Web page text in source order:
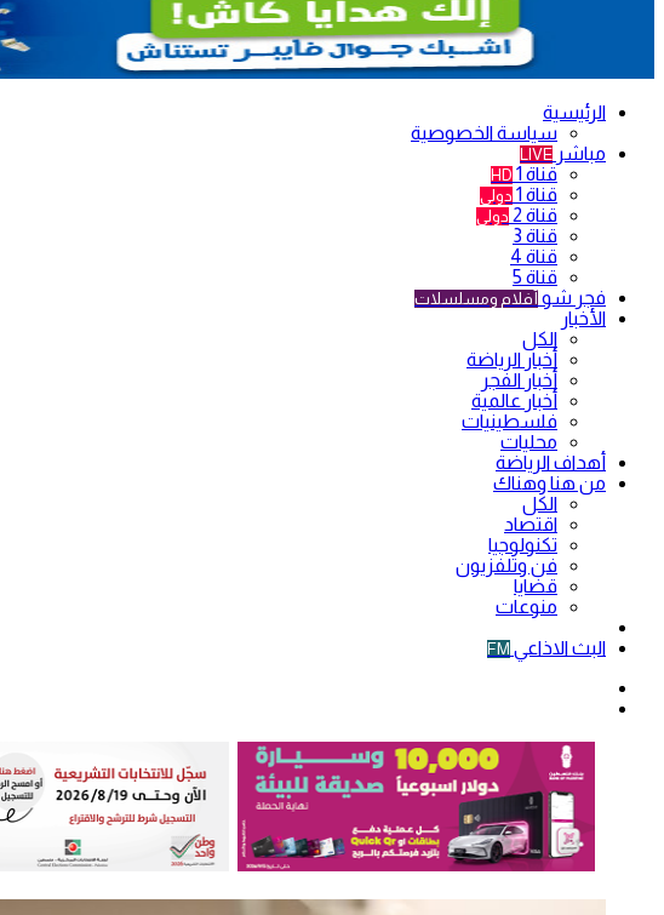
الرئيسية
سياسة الخصوصية
مباشر LIVE
قناة 1 HD
قناة 1 دولي
قناة 2 دولي
قناة 3
قناة 4
قناة 5
فجر شو أفلام ومسلسلات
الأخبار
الكل
أخبار الرياضة
أخبار الفجر
أخبار عالمية
فلسطينيات
محليات
أهداف الرياضة
من هنا وهناك
الكل
اقتصاد
تكنولوجيا
فن وتلفزيون
قضايا
منوعات
البث الاذاعي FM